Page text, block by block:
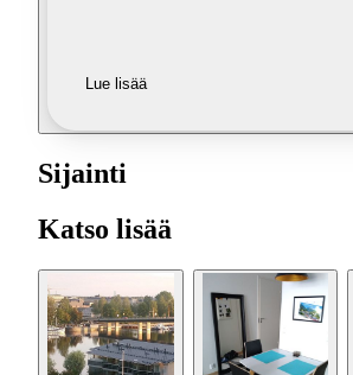
Lue lisää
Sijainti
Katso lisää